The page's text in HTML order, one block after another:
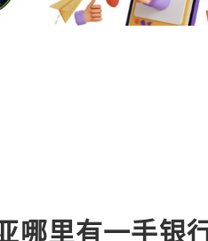
哪里有一手银